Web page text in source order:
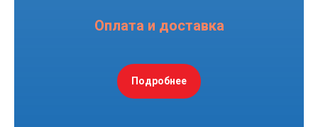
Оплата и доставка
Подробнее